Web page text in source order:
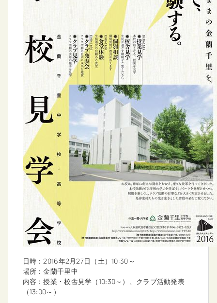
日時：2016年2月27日（土）10:30～
場所：金蘭千里中
内容：授業・校舎見学（10:30～）、クラブ活動発表
（13:00～）